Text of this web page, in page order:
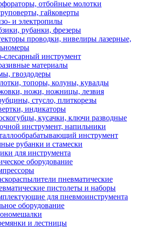
отбойные молотки
гайковерты
и электропилы
рубанки, фрезеры
проводки, нивелиры лазерные,
слесарный инструмент
материалы
гвоздодеры
топоры, колуны, кувалды
ножи, ножницы, лезвия
стусло, плиткорезы
индикаторы
кусачки, ключи разводные
инструмент, напильники
инструмент
рубанки и стамески
для инструмента
оборудование
пневматические
пистолеты и наборы
для пневмоинструмента
оборудование
и лестницы